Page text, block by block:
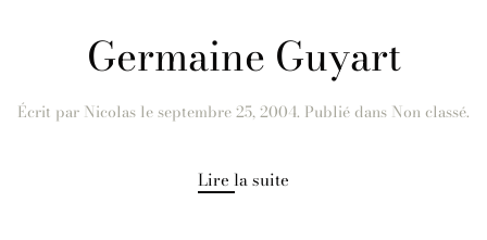
Germaine Guyart
Écrit par Nicolas leseptembre 25, 2004. Publié dans Non classé.
Lire la suite